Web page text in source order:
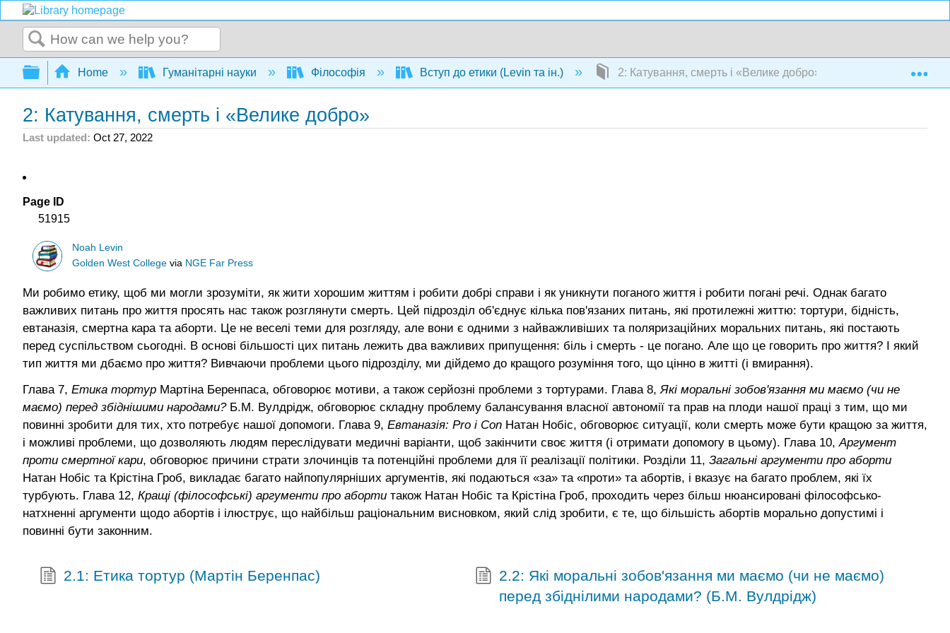
Search
Expand/collapse global hierarchy
Home Гуманітарні науки Філософія Вступ до етики (Levin та ін.) 2: Катування, смерть і «Велике добро»
2: Катування, смерть і «Велике добро»
Last updated Oct 27, 2022
Page ID
51915
Noah Levin
Golden West Collegevia NGE Far Press
Ми робимо етику, щоб ми могли зрозуміти, як жити хорошим життям і робити добрі справи і як уникнути поганого життя і робити погані речі. Однак багато
важливих питань про життя просять нас також розглянути смерть. Цей підрозділ об'єднує кілька пов'язаних питань, які протилежні життю: тортури, бідність,
евтаназія, смертна кара та аборти. Це не веселі теми для розгляду, але вони є одними з найважливіших та поляризаційних моральних питань, які постають
перед суспільством сьогодні. В основі більшості цих питань лежить два важливих припущення: біль і смерть - це погано. Але що це говорить про життя? І який
тип життя ми дбаємо про життя? Вивчаючи проблеми цього підрозділу, ми дійдемо до кращого розуміння того, що цінно в житті (і вмирання).
Глава 7, Етика тортур Мартіна Беренпаса, обговорює мотиви, а також серйозні проблеми з тортурами. Глава 8,Які моральні зобов'язання ми маємо (чи не
маємо) перед збіднішими народами? Б.М. Вулдрідж, обговорює складну проблему балансування власної автономії та прав на плоди нашої праці з тим, що ми
повинні зробити для тих, хто потребує нашої допомоги. Глава 9, Евтаназія: Pro і Con Натан Нобіс, обговорює ситуації, коли смерть може бути кращою за життя,
і можливі проблеми, що дозволяють людям переслідувати медичні варіанти, щоб закінчити своє життя (і отримати допомогу в цьому). Глава 10,Аргумент
проти смертної кари, обговорює причини страти злочинців та потенційні проблеми для її реалізації політики. Розділи 11, Загальні аргументи про аборти
Натан Нобіс та Крістіна Гроб, викладає багато найпопулярніших аргументів, які подаються «за» та «проти» та абортів, і вказує на багато проблем, які їх
турбують. Глава 12, Кращі (філософські) аргументи про аборти також Натан Нобіс та Крістіна Гроб, проходить через більш нюансировані філософсько-
натхненні аргументи щодо абортів і ілюструє, що найбільш раціональним висновком, який слід зробити, є те, що більшість абортів морально допустимі і
повинні бути законним.
2.1: Етика тортур (Мартін Беренпас)
2.2: Які моральні зобов'язання ми маємо (чи не маємо)
перед збіднілими народами? (Б.М. Вулдрідж)